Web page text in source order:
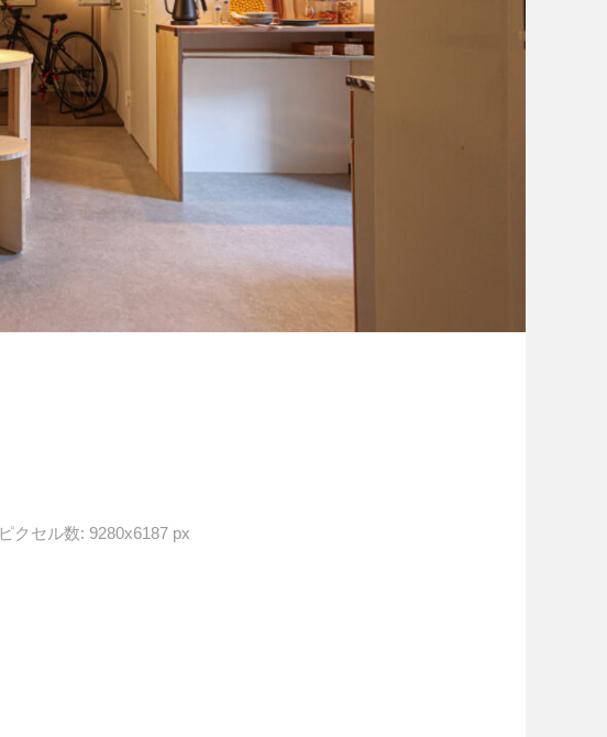
ピクセル数: 9280x6187 px